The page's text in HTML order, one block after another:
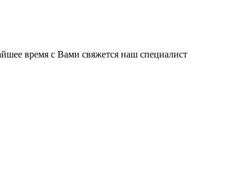
время с Вами свяжется наш специалист